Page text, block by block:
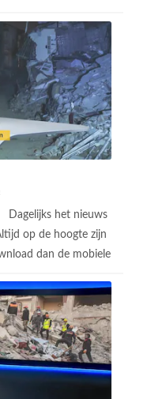
Dagelijks het nieuws
op de hoogte zijn
dan de mobiele